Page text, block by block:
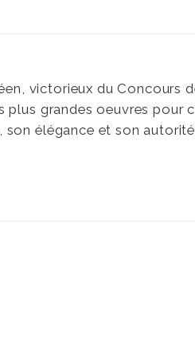
victorieux du Concours
grandes oeuvres pour
son élégance et son